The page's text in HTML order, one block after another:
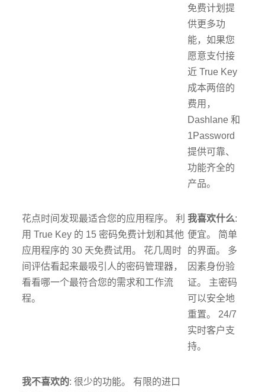
免费计划提
供更多功
能，如果您
愿意支付接
近 True Key
成本两倍的
费用，
Dashlane 和
1Password
提供可靠、
功能齐全的
产品。
花点时间发现最适合您的应用程序。 利
用 True Key 的 15 密码免费计划和其他
应用程序的 30 天免费试用。 花几周时
间评估看起来最吸引人的密码管理器，
看看哪一个最符合您的需求和工作流
程。
我喜欢什么:
便宜。 简单
的界面。 多
因素身份验
证。 主密码
可以安全地
重置。 24/7
实时客户支
持。
我不喜欢的: 很少的功能。 有限的进口